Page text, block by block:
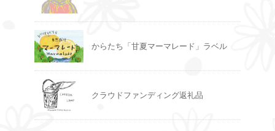
からたち「甘夏マーマレード」ラベル
クラウドファンディング返礼品